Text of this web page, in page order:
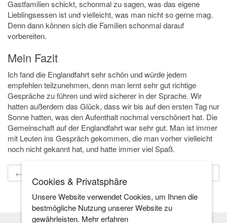
Gastfamilien schickt, schonmal zu sagen, was das eigene
Lieblingsessen ist und vielleicht, was man nicht so gerne mag.
Denn dann können sich die Familien schonmal darauf
vorbereiten.
Mein Fazit
Ich fand die Englandfahrt sehr schön und würde jedem
empfehlen teilzunehmen, denn man lernt sehr gut richtige
Gespräche zu führen und wird sicherer in der Sprache. Wir
hatten außerdem das Glück, dass wir bis auf den ersten Tag nur
Sonne hatten, was den Aufenthalt nochmal verschönert hat. Die
Gemeinschaft auf der Englandfahrt war sehr gut. Man ist immer
mit Leuten ins Gespräch gekommen, die man vorher vielleicht
noch nicht gekannt hat, und hatte immer viel Spaß.
← Nächster Artikel
Cookies & Privatsphäre
Unsere Website verwendet Cookies, um Ihnen die
bestmögliche Nutzung unserer Website zu
gewährleisten. Mehr erfahren